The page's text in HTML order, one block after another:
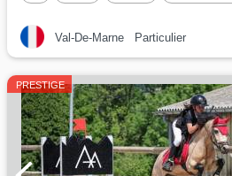
Val-De-Marne Particulier
PRESTIGE